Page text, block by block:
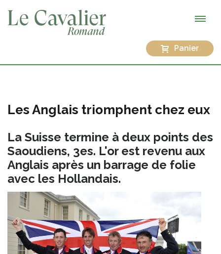
Panier
Les Anglais triomphent chez eux
La Suisse termine à deux points des
Saoudiens, 3es. L'or est revenu aux
Anglais après un barrage de folie
avec les Hollandais.